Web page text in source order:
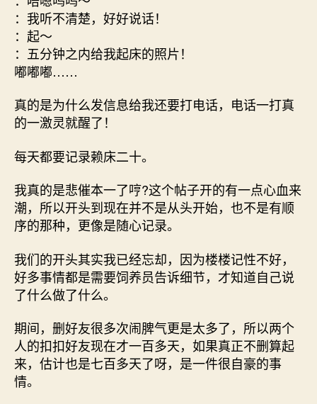
：我听不清楚，好好说话！
：起～
：五分钟之内给我起床的照片！
嘟嘟嘟……
真的是为什么发信息给我还要打电话，电话一打真
的一激灵就醒了！
每天都要记录赖床二十。
我真的是悲催本一了哼?这个帖子开的有一点心血来
潮，所以开头到现在并不是从头开始，也不是有顺
序的那种，更像是随心记录。
我们的开头其实我已经忘却，因为楼楼记性不好，
好多事情都是需要饲养员告诉细节，才知道自己说
了什么做了什么。
期间，删好友很多次闹脾气更是太多了，所以两个
人的扣扣好友现在才一百多天，如果真正不删算起
来，估计也是七百多天了呀，是一件很自豪的事
情。